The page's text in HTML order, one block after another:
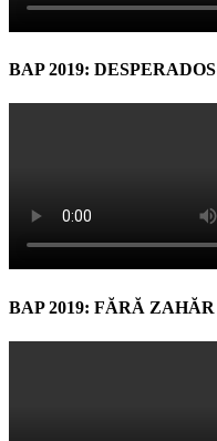
BAP 2019: DESPERADOS
BAP 2019: FĂRĂ ZAHĂR